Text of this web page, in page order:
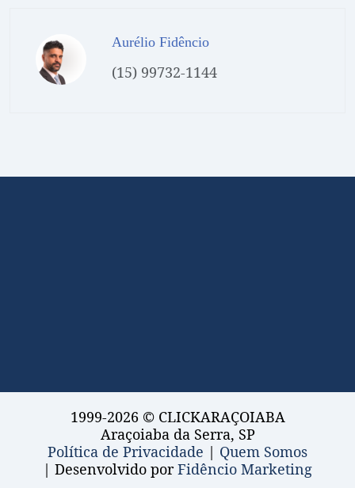
Aurélio Fidêncio
(15) 99732-1144
1999-2026 © CLICKARAÇOIABA
Araçoiaba da Serra, SP
Política de Privacidade | Quem Somos
| Desenvolvido porFidêncio Marketing